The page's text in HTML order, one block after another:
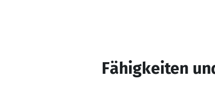
Fähigkeiten